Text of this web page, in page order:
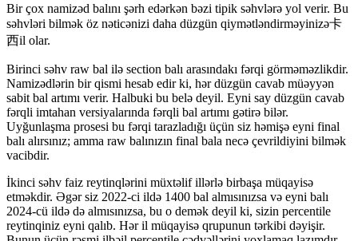
Bir çox namizəd balını şərh edərkən bəzi tipik səhvlərə yol verir. Bu
səhvləri bilmək öz nəticənizi daha düzgün qiymətləndirməyinizə卡
西il olar.
Birinci səhv raw bal ilə section balı arasındakı fərqi görməməzlikdir.
Namizədlərin bir qismi hesab edir ki, hər düzgün cavab müəyyən
sabit bal artımı verir. Halbuki bu belə deyil. Eyni say düzgün cavab
fərqli imtahan versiyalarında fərqli bal artımı gətirə bilər.
Uyğunlaşma prosesi bu fərqi tarazladığı üçün siz həmişə eyni final
balı alırsınız; amma raw balınızın final bala necə çevrildiyini bilmək
vacibdir.
İkinci səhv faiz reytinqlərini müxtəlif illərlə birbaşa müqayisə
etməkdir. Əgər siz 2022-ci ildə 1400 bal almısınızsa və eyni balı
2024-cü ildə də almısınızsa, bu o demək deyil ki, sizin percentile
reytinqiniz eyni qalıb. Hər il müqayisə qrupunun tərkibi dəyişir.